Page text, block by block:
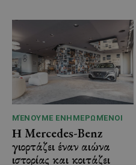
ΜΈΝΟΥΜΕ ΕΝΗΜΕΡΩΜΈΝΟΙ
Η Mercedes-Benz
γιορτάζει έναν αιώνα
ιστορίας και κοιτάζει